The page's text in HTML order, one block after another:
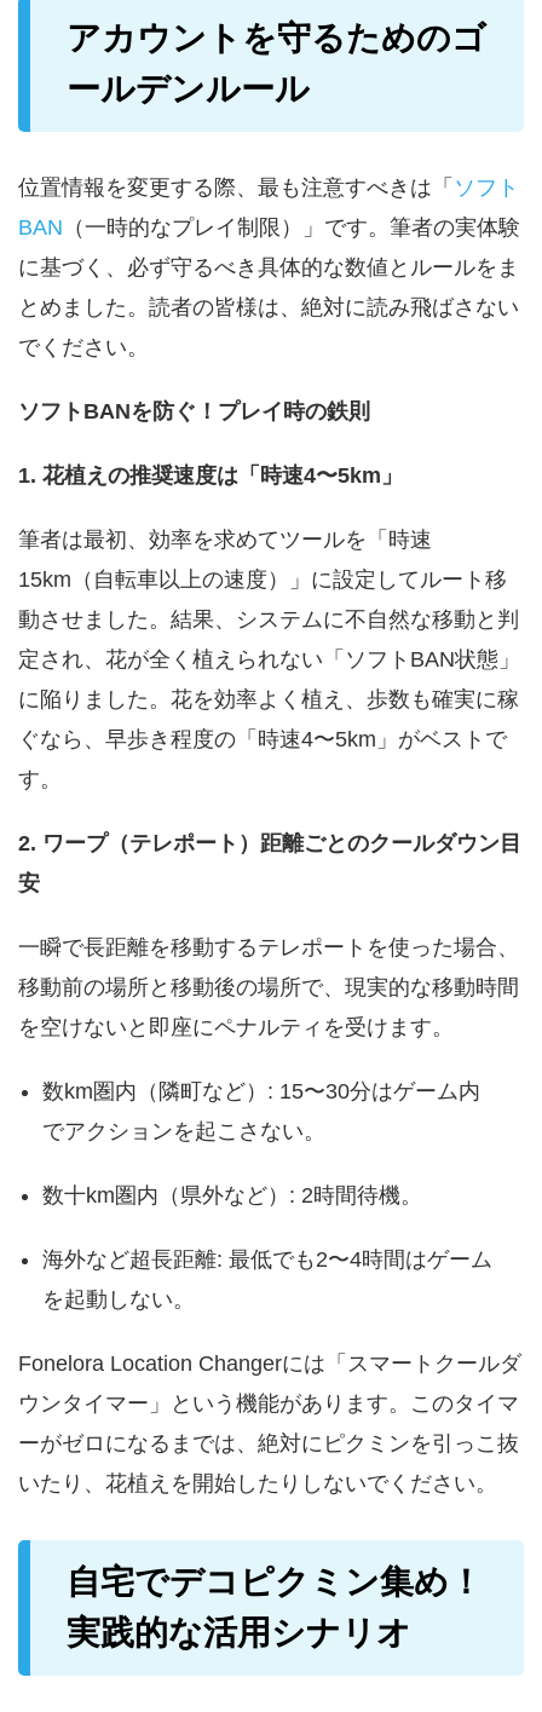
アカウントを守るためのゴ
ールデンルール
位置情報を変更する際、最も注意すべきは「 ソフト
BAN （一時的なプレイ制限）」です。筆者の実体験
に基づく、必ず守るべき具体的な数値とルールをま
とめました。読者の皆様は、絶対に読み飛ばさない
でください。
ソフトBANを防ぐ！プレイ時の鉄則
1. 花植えの推奨速度は「時速4〜5km」
筆者は最初、効率を求めてツールを「時速
15km（自転車以上の速度）」に設定してルート移
動させました。結果、システムに不自然な移動と判
定され、花が全く植えられない「ソフトBAN状態」
に陥りました。花を効率よく植え、歩数も確実に稼
ぐなら、早歩き程度の「時速4〜5km」がベストで
す。
2. ワープ（テレポート）距離ごとのクールダウン目
安
一瞬で長距離を移動するテレポートを使った場合、
移動前の場所と移動後の場所で、現実的な移動時間
を空けないと即座にペナルティを受けます。
数km圏内（隣町など）: 15〜30分はゲーム内
でアクションを起こさない。
数十km圏内（県外など）: 2時間待機。
海外など超長距離: 最低でも2〜4時間はゲーム
を起動しない。
Fonelora Location Changerには「スマートクールダ
ウンタイマー」という機能があります。このタイマ
ーがゼロになるまでは、絶対にピクミンを引っこ抜
いたり、花植えを開始したりしないでください。
自宅でデコピクミン集め！
実践的な活用シナリオ